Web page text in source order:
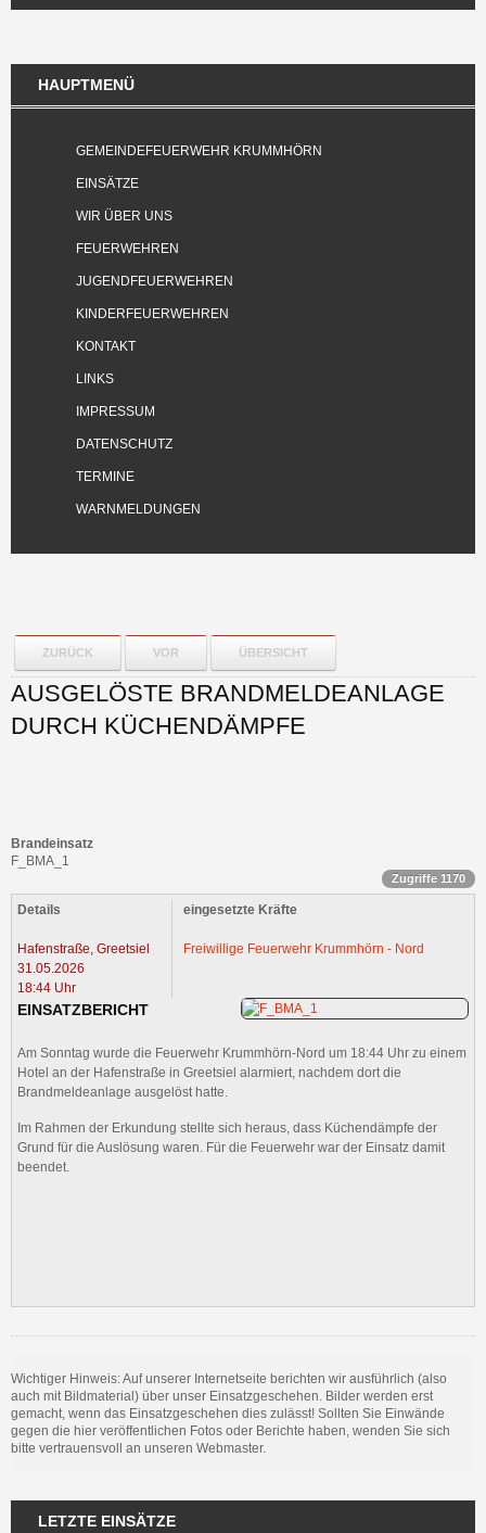
HAUPTMENÜ
GEMEINDEFEUERWEHR KRUMMHÖRN
EINSÄTZE
WIR ÜBER UNS
FEUERWEHREN
JUGENDFEUERWEHREN
KINDERFEUERWEHREN
KONTAKT
LINKS
IMPRESSUM
DATENSCHUTZ
TERMINE
WARNMELDUNGEN
ZURÜCK VOR ÜBERSICHT
AUSGELÖSTE BRANDMELDEANLAGE
DURCH KÜCHENDÄMPFE
Brandeinsatz
F_BMA_1
Zugriffe 1170
Details
Hafenstraße, Greetsiel
31.05.2026
18:44 Uhr
eingesetzte Kräfte
Freiwillige Feuerwehr Krummhörn - Nord
EINSATZBERICHT
Am Sonntag wurde die Feuerwehr Krummhörn-Nord um 18:44 Uhr zu einem
Hotel an der Hafenstraße in Greetsiel alarmiert, nachdem dort die
Brandmeldeanlage ausgelöst hatte.
Im Rahmen der Erkundung stellte sich heraus, dass Küchendämpfe der
Grund für die Auslösung waren. Für die Feuerwehr war der Einsatz damit
beendet.
Wichtiger Hinweis: Auf unserer Internetseite berichten wir ausführlich (also
auch mit Bildmaterial) über unser Einsatzgeschehen. Bilder werden erst
gemacht, wenn das Einsatzgeschehen dies zulässt! Sollten Sie Einwände
gegen die hier veröffentlichen Fotos oder Berichte haben, wenden Sie sich
bitte vertrauensvoll an unseren Webmaster.
LETZTE EINSÄTZE